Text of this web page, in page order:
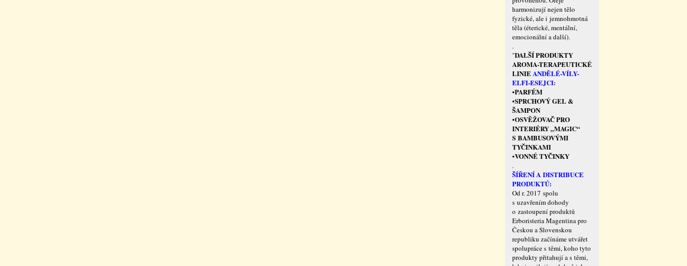
harmonizují nejen tělo
fyzické, ale i jemnohmotná
těla (éterické, mentální,
emocionální a další).
.
"DALŠÍ PRODUKTY
AROMA-TERAPEUTICKÉ
LINIEANDĚLÉ-VÍLY-
ELFI-ESEJCI:
•PARFÉM
•SPRCHOVÝ GEL &
ŠAMPON
•OSVĚŽOVAČ PRO
INTERIÉRY „MAGIC“
S BAMBUSOVÝMI
TYČINKAMI
•VONNÉ TYČINKY
.
ŠÍŘENÍ A DISTRIBUCE
PRODUKTŮ:
Od r. 2017 spolu
s uzavřením dohody
o zastoupení produktů
Erboristeria Magentina pro
Českou a Slovenskou
republiku začínáme utvářet
spolupráce s těmi, koho tyto
produkty přitahují a s těmi,